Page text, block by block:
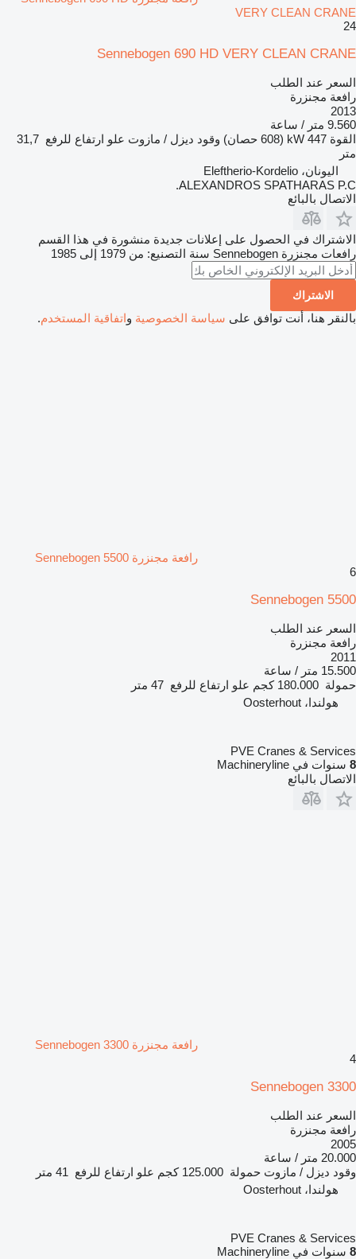
VERY CLEAN CRANE
24
Sennebogen 690 HD VERY CLEAN CRANE
السعر عند الطلب
رافعة مجنزرة
2013
9.560 متر / ساعة
القوة 447 kW (608 حصان) وقود ديزل / مازوت علو ارتفاع للرفع 31,7
متر
اليونان، Eleftherio-Kordelio
ALEXANDROS SPATHARAS P.C.
الاتصال بالبائع
الاشتراك في الحصول على إعلانات جديدة منشورة في هذا القسم
رافعات مجنزرة Sennebogen سنة التصنيع: من 1979 إلى 1985
الاشتراك
بالنقر هنا، أنت توافق على سياسة الخصوصية واتفاقية المستخدم.
رافعة مجنزرة Sennebogen 5500
6
Sennebogen 5500
السعر عند الطلب
رافعة مجنزرة
2011
15.500 متر / ساعة
حمولة 180.000 كجم علو ارتفاع للرفع 47 متر
هولندا، Oosterhout
PVE Cranes & Services
8 سنوات في Machineryline
الاتصال بالبائع
رافعة مجنزرة Sennebogen 3300
4
Sennebogen 3300
السعر عند الطلب
رافعة مجنزرة
2005
20.000 متر / ساعة
وقود ديزل / مازوت حمولة 125.000 كجم علو ارتفاع للرفع 41 متر
هولندا، Oosterhout
PVE Cranes & Services
8 سنوات في Machineryline